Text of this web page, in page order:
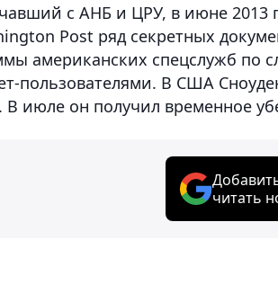
с АНБ и ЦРУ, в июне 2013
Post ряд секретных
американских спецслужб по
пользователями. В США
В июле он получил временное
читать